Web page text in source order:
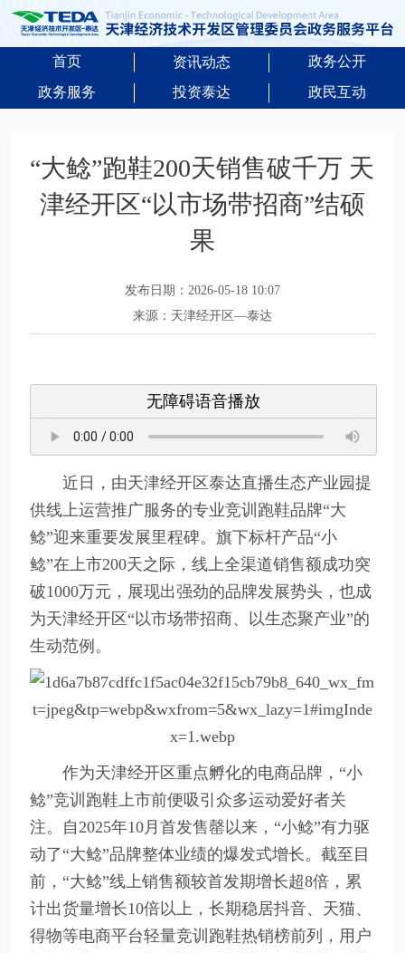
首页 资讯动态
政务公开
政务服务
投资泰达 政民互动
“大鲶”跑鞋200天销售破千万 天
津经开区“以市场带招商”结硕
果
发布日期：2026-05-18 10:07
来源：天津经开区—泰达
无障碍语音播放
近日，由天津经开区泰达直播生态产业园提
供线上运营推广服务的专业竞训跑鞋品牌“大
鲶”迎来重要发展里程碑。旗下标杆产品“小
鲶”在上市200天之际，线上全渠道销售额成功突
破1000万元，展现出强劲的品牌发展势头，也成
为天津经开区“以市场带招商、以生态聚产业”的
生动范例。
作为天津经开区重点孵化的电商品牌，“小
鲶”竞训跑鞋上市前便吸引众多运动爱好者关
注。自2025年10月首发售罄以来，“小鲶”有力驱
动了“大鲶”品牌整体业绩的爆发式增长。截至目
前，“大鲶”线上销售额较首发期增长超8倍，累
计出货量增长10倍以上，长期稳居抖音、天猫、
得物等电商平台轻量竞训跑鞋热销榜前列，用户